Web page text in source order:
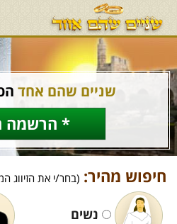
שניים שהם אחד
* הרשמה
חיפוש מהיר: (בחר/י את הזיווג
נשים